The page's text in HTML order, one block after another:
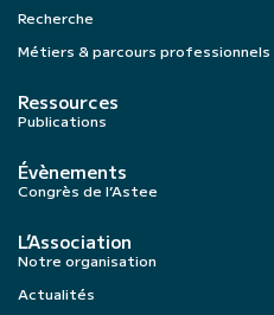
Recherche
Métiers & parcours professionnels
Ressources
Publications
Évènements
Congrès de l’Astee
L’Association
Notre organisation
Actualités